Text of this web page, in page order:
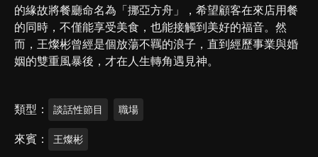
的緣故將餐廳命名為「挪亞方舟」，希望顧客在來店用餐
的同時，不僅能享受美食，也能接觸到美好的福音。然
而，王燦彬曾經是個放蕩不羈的浪子，直到經歷事業與婚
姻的雙重風暴後，才在人生轉角遇見神。
類型 談話性節目 職場
來賓 王燦彬